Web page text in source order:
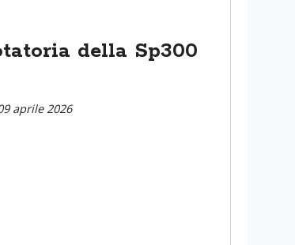
della Sp300
aprile 2026